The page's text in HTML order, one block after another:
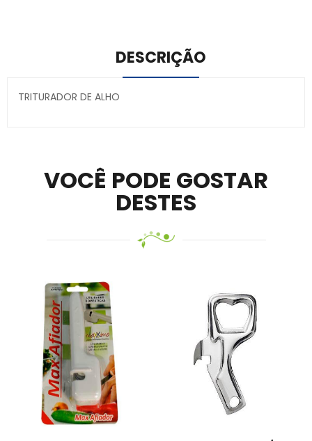
DESCRIÇÃO
TRITURADOR DE ALHO
VOCÊ PODE GOSTAR
DESTES